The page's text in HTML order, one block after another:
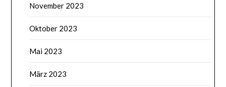
November 2023
Oktober 2023
Mai 2023
März 2023